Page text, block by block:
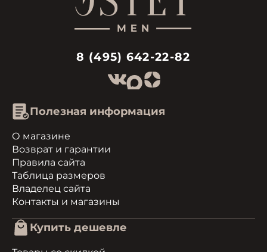
8 (495) 642-22-82
Полезная информация
О магазине
Возврат и гарантии
Правила сайта
Таблица размеров
Владелец сайта
Контакты и магазины
Купить дешевле